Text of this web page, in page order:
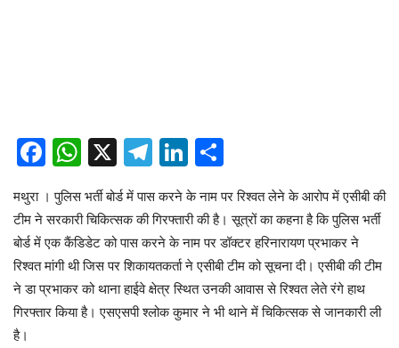
Facebook
WhatsApp
X Telegram
LinkedIn
मथुरा । पुलिस भर्ती बोर्ड में पास करने के नाम पर रिश्वत लेने के आरोप में एसीबी की
टीम ने सरकारी चिकित्सक की गिरफ्तारी की है। सूत्रों का कहना है कि पुलिस भर्ती
बोर्ड में एक कैंडिडेट को पास करने के नाम पर डॉक्टर हरिनारायण प्रभाकर ने
रिश्वत मांगी थी जिस पर शिकायतकर्ता ने एसीबी टीम को सूचना दी। एसीबी की टीम
ने डा प्रभाकर को थाना हाईवे क्षेत्र स्थित उनकी आवास से रिश्वत लेते रंगे हाथ
गिरफ्तार किया है। एसएसपी श्लोक कुमार ने भी थाने में चिकित्सक से जानकारी ली
है।